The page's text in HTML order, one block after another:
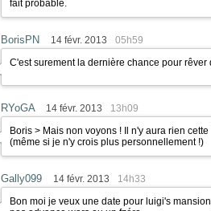
fait probable.
BorisPN 14 févr. 2013 05h59
C'est surement la dernière chance pour rêver
RYoGA 14 févr. 2013 13h09
Boris > Mais non voyons ! Il n'y aura rien
(même si je n'y crois plus personnellement !)
Gally099 14 févr. 2013 14h33
Bon moi je veux une date pour luigi's